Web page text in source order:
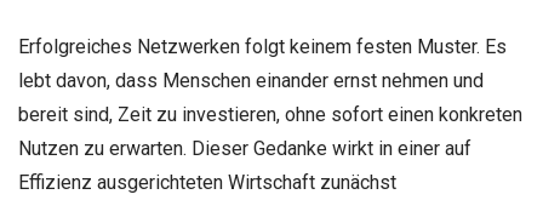
Erfolgreiches Netzwerken folgt keinem festen Muster. Es
lebt davon, dass Menschen einander ernst nehmen und
bereit sind, Zeit zu investieren, ohne sofort einen konkreten
Nutzen zu erwarten. Dieser Gedanke wirkt in einer auf
Effizienz ausgerichteten Wirtschaft zunächst